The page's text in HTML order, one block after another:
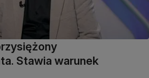
Stawia warunek